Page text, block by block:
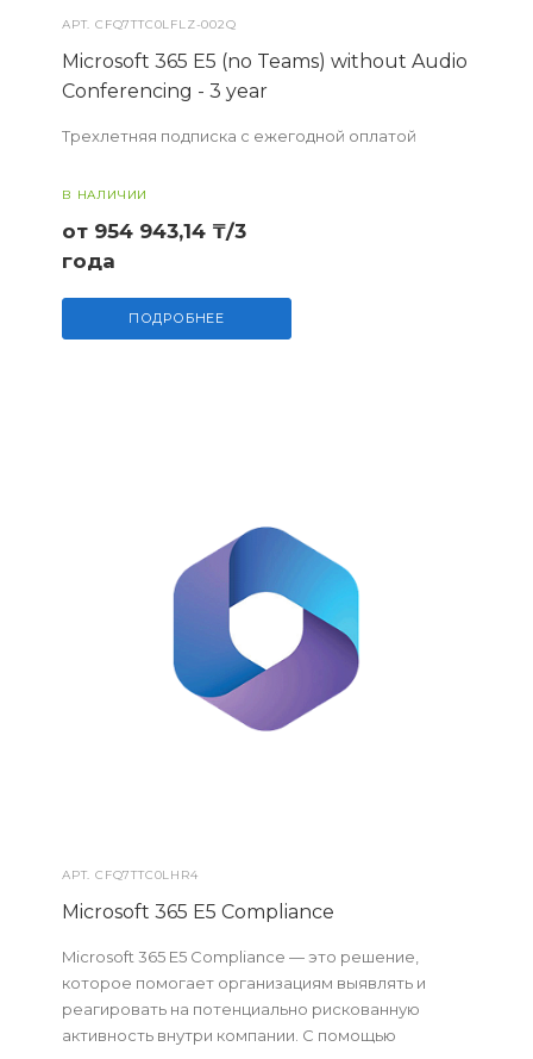
АРТ.CFQ7TTC0LFLZ-002Q
Microsoft 365 E5 (no Teams) without Audio
Conferencing - 3 year
Трехлетняя подписка с ежегодной оплатой
В НАЛИЧИИ
от 954 943,14 ₸/3
года
ПОДРОБНЕЕ
АРТ.CFQ7TTC0LHR4
Microsoft 365 E5 Compliance
Microsoft 365 E5 Compliance — это решение,
которое помогает организациям выявлять и
реагировать на потенциально рискованную
активность внутри компании. С помощью